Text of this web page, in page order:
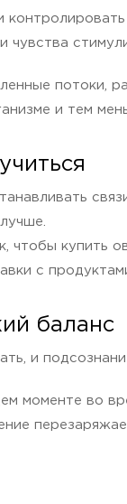
чувства
потоки,
и тем
чтобы
с
баланс
и
моменте во